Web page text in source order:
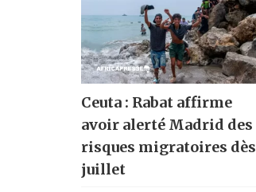
Ceuta : Rabat affirme
avoir alerté Madrid des
risques migratoires dès
juillet